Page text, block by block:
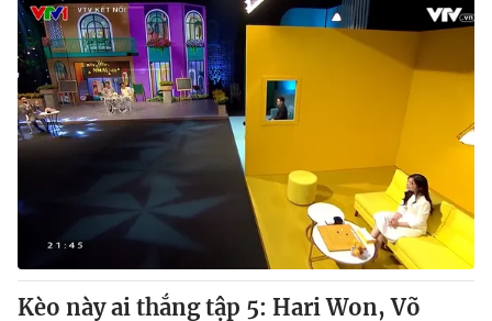
Kèo này ai thắng tập 5: Hari Won, Võ